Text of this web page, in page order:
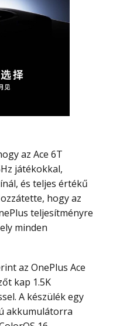
játékokkal,
és teljes értékű
hogy az
teljesítményre
minden
kap 1.5K
A készülék egy
akkumulátorra